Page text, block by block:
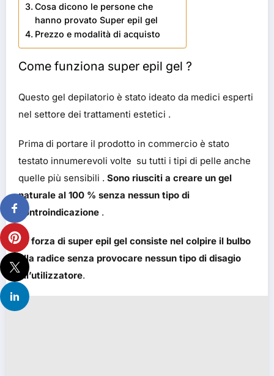
Cosa dicono le persone che
hanno provato Super epil gel
Prezzo e modalità di acquisto
Come funziona super epil gel ?
Questo gel depilatorio è stato ideato da medici esperti
nel settore dei trattamenti estetici .
Prima di portare il prodotto in commercio è stato
testato innumerevoli volte su tutti i tipi di pelle anche
quelle più sensibili . Sono riusciti a creare un gel
naturale al 100 % senza nessun tipo di
controindicazione .
La forza di super epil gel consiste nel colpire il bulbo
alla radice senza provocare nessun tipo di disagio
all’utilizzatore.